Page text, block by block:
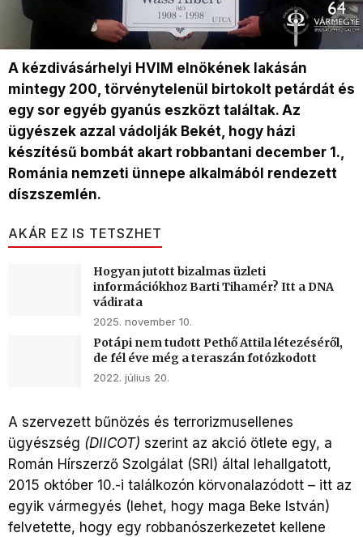
A kézdivásárhelyi HVIM elnökének lakásán
mintegy 200, törvénytelenül birtokolt petárdát és
egy sor egyéb gyanús eszközt találtak. Az
ügyészek azzal vádolják Bekét, hogy házi
készítésű bombát akart robbantani december 1.,
Románia nemzeti ünnepe alkalmából rendezett
díszszemlén.
AKÁR EZ IS TETSZHET
Hogyan jutott bizalmas üzleti
információkhoz Barti Tihamér? Itt a DNA
vádirata
2025. november 10.
Potápi nem tudott Pethő Attila létezéséről,
de fél éve még a teraszán fotózkodott
2022. július 20.
A szervezett bűnözés és terrorizmusellenes
ügyészség (DIICOT) szerint az akció ötlete egy, a
Román Hírszerző Szolgálat (SRI) által lehallgatott,
2015 október 10.-i találkozón körvonalazódott – itt az
egyik vármegyés (lehet, hogy maga Beke István)
felvetette, hogy egy robbanószerkezetet kellene